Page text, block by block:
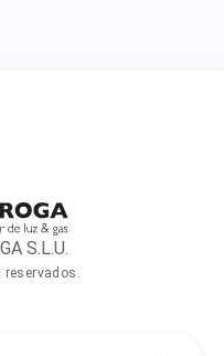
S.L.U.
reservados.